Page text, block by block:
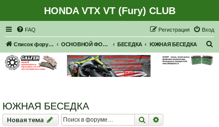
HONDA VTX VT (Fury) CLUB
FAQ Вход
Регистрация
Список форумов ОСНОВНОЙ ФОРУМ БЕСЕДКА ЮЖНАЯ БЕСЕДКА
ЮЖНАЯ БЕСЕДКА
Новая тема
Новаятема Поиск